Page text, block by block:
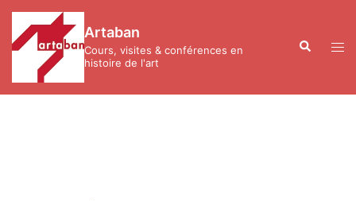
contenu
Artaban
Cours, visites & conférences en
histoire de l'art